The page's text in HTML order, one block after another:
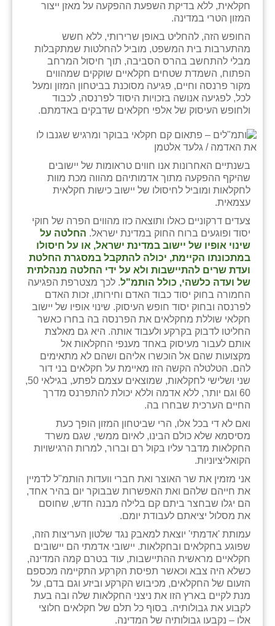
חקלאית, ללא בדיקת השפעת ההפקעה על מאזן ייצור
המזון הטרי במדינה.
החופש הזה, להחליט באופן שרירותי, ללא חשש
מהתערבות בית המשפט, מוביל להחלטות שמתקבלות
מבלי להתחשב בהרס הסביבה, תוך חיסול המרחב
הפתוח, השמדת שטחים חקלאיים שוקקים שמהווים
מקור פרנסה וחיים, פגיעה מסוכנת בביטחון המזון ומעל
לכל, לפגיעה אנושה בזכויות היסוד לפרנסה, לכבוד
ולחופש העיסוק של אלפי חקלאים שדבקים באדמתם.
בשנתיים האחרונות אנו חווים טראומות של יישובים
שהיקף ההפקעה מתוך אדמותיהם מהווה מכת מוות
לחקלאות ומוביל לחיסולו של יישוב כישות חקלאית
עצמאית.
צעדים דרקוניים כאלו ותוצאה כזו מהווים הפרה של חוקי
יסוד ופוגעים ברוח החוק במדינת ישראל. החלטה על
שינוי אופיו של יישוב במדינת ישראל, או על חיסולו
במתכונתו הקיימת, יכולה להתקבל במסגרת החלטת
ועדת שרים להתיישבות ולא על ידי החלטה מנהלתית
של ועדה כלשהי, כולל הותמ"ל. לכך מצטרפת הפגיעה
החמורה בחוק יסוד כבוד האדם וחירותו, זכות האדם
לפרנסה ובחוק יסוד חופש העיסוק. שינוי אופיו של יישוב
חקלאי שוללת מחקלאים את הפרנסה בה בחרו כאשר
החליטו לדבוק בקרקע ולעבוד אותה. היא גם מאלצת
אותם לעבור מעיסוק באחד מענפי החקלאות אל
מקצועות שהם אל הוכשרו אליהם ושהם לא מתאימים
להם. הטלטלה הקשה הזו מאיימת על חקלאים בני דור
שני ושלישי לחקלאות, שמוצאים עצמם לפתע, בגילאי 50,
60 וגם יותר, ללא אדמה וללא יכולת להתפרנס מדרך
החיים הערכית שבחרו בה.
ואם לא די בכל אלו, הרי שביטחון המזון הופך כעת
מסיסמא שלא כולם הבינו, לאיום ממשי, שגם משרד
החקלאות מדבר עליו בקול רם וברור, למרות הרגישויות
הקואליציוניות.
אני מזמין את שר האוצר ואת חברי וועדות הותמ"ל לדמיין
את חייהם שלהם ואת האפשרות שבבוקר יום בהיר אחד,
הם יגלו שבחצר ביתם קם בלילה מבנה חדש, שחוסם
את מסלול יציאתם לעבודת יומם.
עמותת 'אדמתי' יוצאת למאבק נגד שלטון העריצות הזה,
שפוגע בחקלאים ובחקלאות. יישובי אדמתי הם יישובים
חקלאיים מראשית ההתיישבות, עוד בטרם קמה המדינה,
כשלא היה צבא וכאשר תפיסת הקרקע התקיימה מכספם
הזעום של החקלאים, מכיבוש הקרקע וביזע וגם בדם, על
מנת לקיים בארץ הזו את ניצני החקלאות שלה ובה בעת
לקבוע את גבולותיה. בסוף כל תלם של חקלאים חלוצי
אלו – נקבעו גבולותיה של המדינה.
מגשימים
מישר
מכורה
מנחמיה
נאות הכיכר
נווה אטי״ב
ניר צבי
עין חצבה
עין תמר
עמרים
קורנית
קלחים
רועי
רימונים
רמות השבים
רמת הדר
שבי ציון
שדה ורבורג
שדה צבי
שדמה
תלמי יוסף
בוסתן הגליל